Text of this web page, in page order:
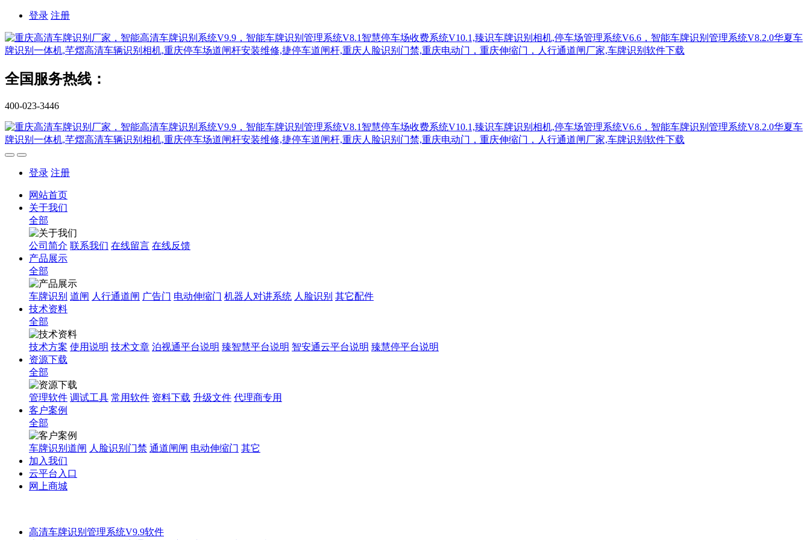
登录 注册
全国服务热线：
400-023-3446
登录 注册
网站首页
关于我们
全部
公司简介 联系我们 在线留言 在线反馈
产品展示
全部
车牌识别 道闸 人行通道闸 广告门 电动伸缩门 机器人对讲系统 人脸识别 其它配件
技术资料
全部
技术方案 使用说明 技术文章 泊视通平台说明 臻智慧平台说明 智安通云平台说明 臻慧停平台说明
资源下载
全部
管理软件 调试工具 常用软件 资料下载 升级文件 代理商专用
客户案例
全部
车牌识别道闸 人脸识别门禁 通道闸闸 电动伸缩门 其它
加入我们
云平台入口
网上商城
高清车牌识别管理系统V9.9软件